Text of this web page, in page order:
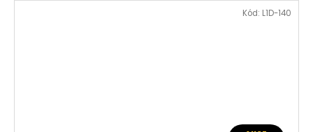
Kód: L1D-140